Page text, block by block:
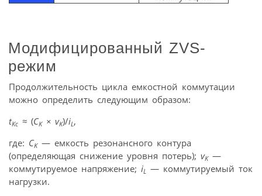
Модифицированный ZVS-
режим
Продолжительность цикла емкостной коммутации
можно определить следующим образом:
tKc ≈ (CK × vK)/iL ,
где: CK— емкость резонансного контура
(определяющая снижение уровня потерь); vK—
коммутируемое напряжение; iL — коммутируемый ток
нагрузки.